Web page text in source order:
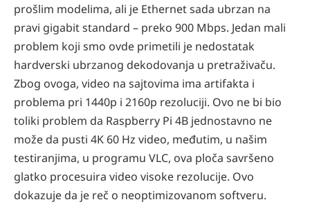
prošlim modelima, ali je Ethernet sada ubrzan na
pravi gigabit standard – preko 900 Mbps. Jedan mali
problem koji smo ovde primetili je nedostatak
hardverski ubrzanog dekodovanja u pretraživaču.
Zbog ovoga, video na sajtovima ima artifakta i
problema pri 1440p i 2160p rezoluciji. Ovo ne bi bio
toliki problem da Raspberry Pi 4B jednostavno ne
može da pusti 4K 60 Hz video, međutim, u našim
testiranjima, u programu VLC, ova ploča savršeno
glatko procesuira video visoke rezolucije. Ovo
dokazuje da je reč o neoptimizovanom softveru.